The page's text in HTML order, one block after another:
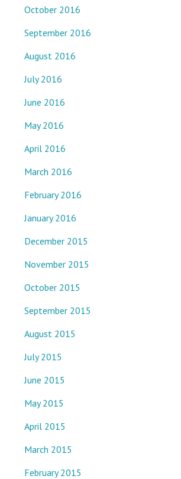
October 2016
September 2016
August 2016
July 2016
June 2016
May 2016
April 2016
March 2016
February 2016
January 2016
December 2015
November 2015
October 2015
September 2015
August 2015
July 2015
June 2015
May 2015
April 2015
March 2015
February 2015